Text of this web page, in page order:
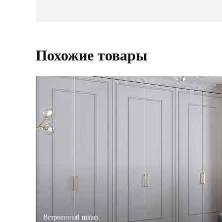
Похожие товары
Встроенный шкаф